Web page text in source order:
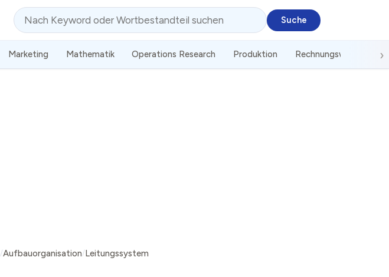
Suche
Marketing Mathematik Operations Research Produktion Rechnungswesen
Aufbauorganisation Leitungssystem